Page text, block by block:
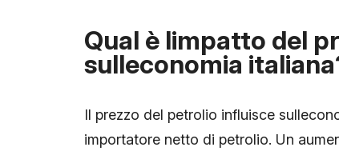
Qual è limpatto del
sulleconomia
Il prezzo del petrolio influisce
importatore netto di petrolio. Un